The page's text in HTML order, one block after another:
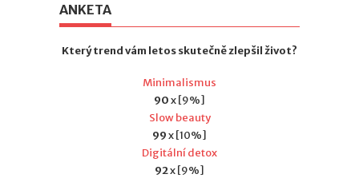
ANKETA
Který trend vám letos skutečně zlepšil život?
Minimalismus
90x [9%]
Slow beauty
99x [10%]
Digitální detox
92x [9%]